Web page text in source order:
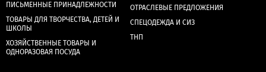
ПИСЬМЕННЫЕ ПРИНАДЛЕЖНОСТИ
ТОВАРЫ ДЛЯ ТВОРЧЕСТВА, ДЕТЕЙ И
ШКОЛЫ
ХОЗЯЙСТВЕННЫЕ ТОВАРЫ И
ОДНОРАЗОВАЯ ПОСУДА
ОТРАСЛЕВЫЕ ПРЕДЛОЖЕНИЯ
СПЕЦОДЕЖДА И СИЗ
ТНП